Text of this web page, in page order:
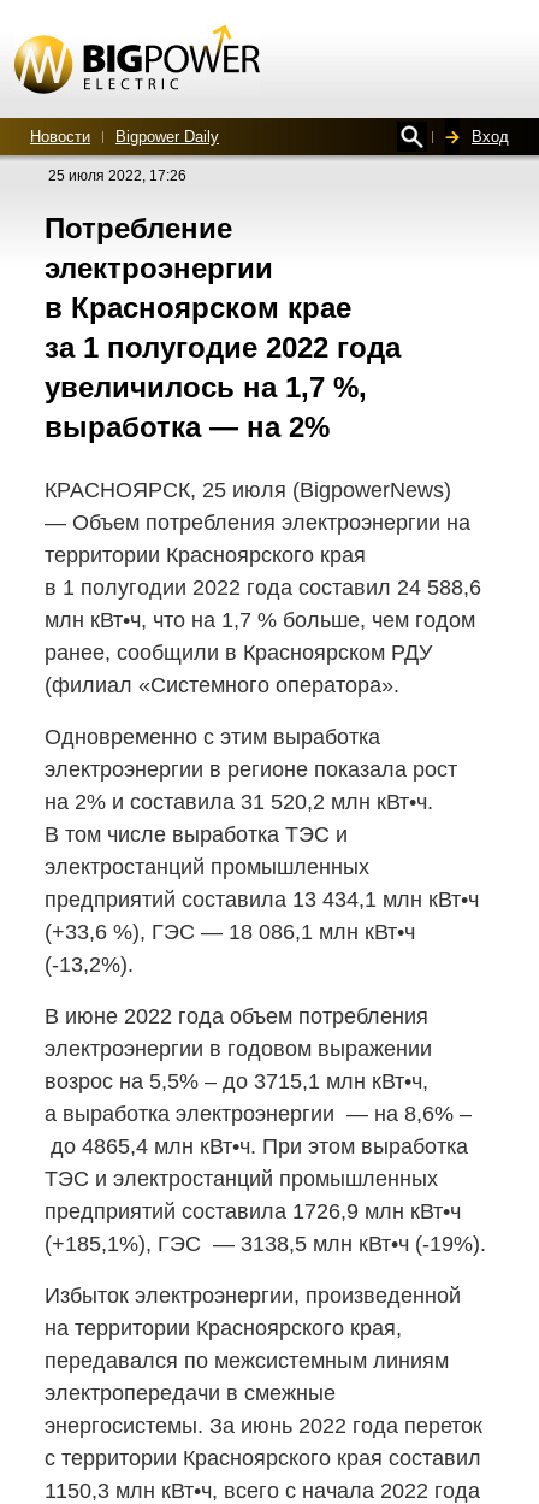
Новости Bigpower Daily Вход
25 июля 2022, 17:26
Потребление
электроэнергии
в Красноярском крае
за 1 полугодие 2022 года
увеличилось на 1,7 %,
выработка — на 2%
КРАСНОЯРСК, 25 июля (BigpowerNews)
— Объем потребления электроэнергии на
территории Красноярского края
в 1 полугодии 2022 года составил 24 588,6
млн кВт•ч, что на 1,7 % больше, чем годом
ранее, сообщили в Красноярском РДУ
(филиал «Системного оператора».
Одновременно с этим выработка
электроэнергии в регионе показала рост
на 2% и составила 31 520,2 млн кВт•ч.
В том числе выработка ТЭС и
электростанций промышленных
предприятий составила 13 434,1 млн кВт•ч
(+33,6 %), ГЭС — 18 086,1 млн кВт•ч
(-13,2%).
В июне 2022 года объем потребления
электроэнергии в годовом выражении
возрос на 5,5% – до 3715,1 млн кВт•ч,
а выработка электроэнергии — на 8,6% –
до 4865,4 млн кВт•ч. При этом выработка
ТЭС и электростанций промышленных
предприятий составила 1726,9 млн кВт•ч
(+185,1%), ГЭС — 3138,5 млн кВт•ч (-19%).
Избыток электроэнергии, произведенной
на территории Красноярского края,
передавался по межсистемным линиям
электропередачи в смежные
энергосистемы. За июнь 2022 года переток
с территории Красноярского края составил
1150,3 млн кВт•ч, всего с начала 2022 года